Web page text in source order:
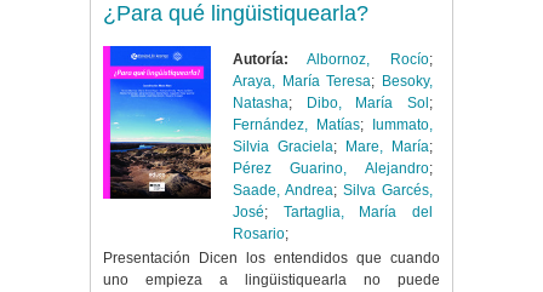
¿Para qué lingüistiquearla?
Autoría: Albornoz, Rocío;
Araya, María Teresa; Besoky,
Natasha; Dibo, María Sol ;
Fernández, Matías;
Iummato,
Silvia Graciela; Mare, María;
Pérez Guarino, Alejandro;
Saade, Andrea; Silva Garcés,
José; Tartaglia, María del
Rosario;
Presentación Dicen los entendidos que cuando
uno empieza a lingüistiquearla no puede